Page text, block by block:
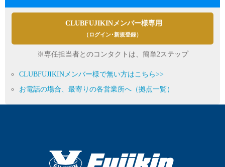
CLUBFUJIKINメンバー様専用
（ログイン･新規登録）
※専任担当者とのコンタクトは、簡単2ステップ
CLUBFUJIKINメンバー様で無い方はこちら>>
お電話の場合、最寄りの各営業所へ（拠点一覧）